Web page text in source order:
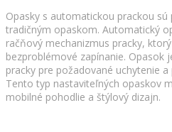
Opasky s automatickou prackou
tradičným opaskom. Automatický
račňový mechanizmus pracky,
bezproblémové zapínanie. Opasok
pracky pre požadované uchytenie
Tento typ nastaviteľných opaskov
mobilné pohodlie a štýlový dizajn.